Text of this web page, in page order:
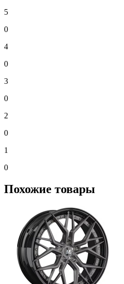
5
0
4
0
3
0
2
0
1
0
Похожие товары